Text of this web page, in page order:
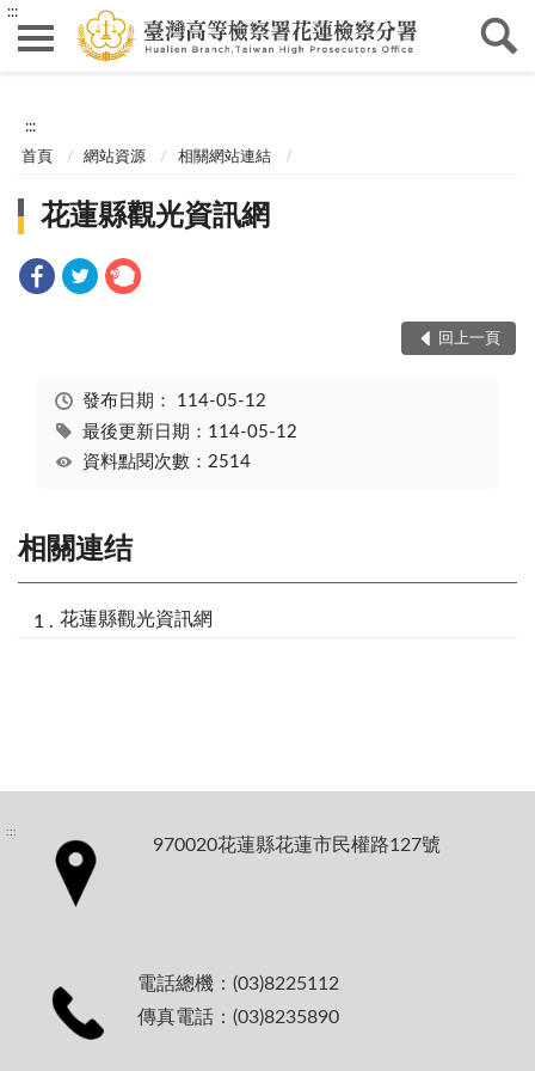
:::
:::
首頁 網站資源 相關網站連結
花蓮縣觀光資訊網
回上一頁
發布日期： 114-05-12
最後更新日期：114-05-12
資料點閱次數：2514
相關連结
花蓮縣觀光資訊網
:::
970020花蓮縣花蓮市民權路127號
電話總機：(03)8225112
傳真電話：(03)8235890